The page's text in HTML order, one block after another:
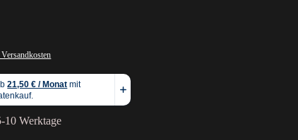
10 Werktage